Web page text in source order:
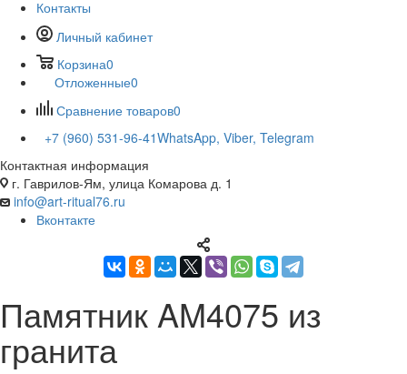
Контакты
Личный кабинет
Корзина0
Отложенные0
Сравнение товаров0
+7 (960) 531-96-41WhatsApp, Viber, Telegram
Контактная информация
г. Гаврилов-Ям, улица Комарова д. 1
info@art-ritual76.ru
Вконтакте
Памятник AM4075 из
гранита